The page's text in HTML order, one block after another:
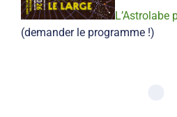
L’Astrolabe
(demander le programme !)